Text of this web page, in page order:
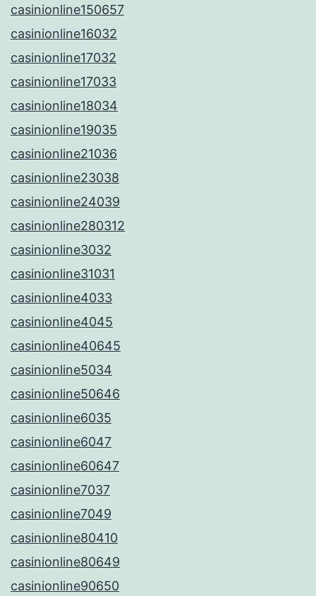
casinionline150657
casinionline16032
casinionline17032
casinionline17033
casinionline18034
casinionline19035
casinionline21036
casinionline23038
casinionline24039
casinionline280312
casinionline3032
casinionline31031
casinionline4033
casinionline4045
casinionline40645
casinionline5034
casinionline50646
casinionline6035
casinionline6047
casinionline60647
casinionline7037
casinionline7049
casinionline80410
casinionline80649
casinionline90650